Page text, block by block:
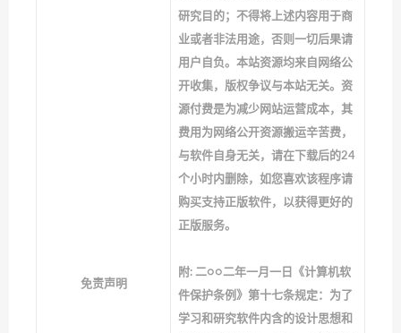
免责声明
研究目的；不得将上述内容用于商
业或者非法用途，否则一切后果请
用户自负。本站资源均来自网络公
开收集，版权争议与本站无关。资
源付费是为减少网站运营成本，其
费用为网络公开资源搬运辛苦费，
与软件自身无关，请在下载后的24
个小时内删除，如您喜欢该程序请
购买支持正版软件，以获得更好的
正版服务。
附: 二○○二年一月一日《计算机软
件保护条例》第十七条规定：为了
学习和研究软件内含的设计思想和